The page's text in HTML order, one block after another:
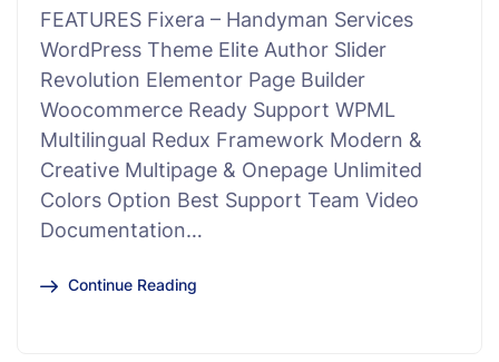
FEATURES Fixera – Handyman Services
WordPress Theme Elite Author Slider
Revolution Elementor Page Builder
Woocommerce Ready Support WPML
Multilingual Redux Framework Modern &
Creative Multipage & Onepage Unlimited
Colors Option Best Support Team Video
Documentation…
Continue Reading